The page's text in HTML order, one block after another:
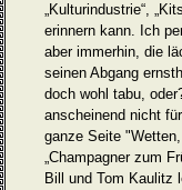
„Kulturindustrie“,
erinnern kann. Ich
aber immerhin, die
seinen Abgang
doch wohl tabu,
anschei­nend nicht
ganze Seite
„Champagner zum
Bill und Tom Kaulitz